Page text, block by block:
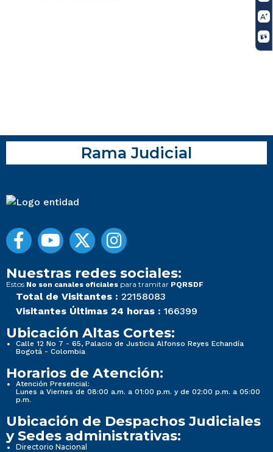
Rama Judicial
Nuestras redes sociales:
Estos No son canales oficiales para tramitar PQRSDF
Total de Visitantes : 22158083
Visitantes Últimas 24 horas : 166399
Ubicación Altas Cortes:
Calle 12 No 7 - 65, Palacio de Justicia Alfonso Reyes Echandía
Bogotá - Colombia
Horarios de Atención:
Atención Presencial:
Lunes a Viernes de 08:00 a.m. a 01:00 p.m. y de 02:00 p.m. a 05:00
p.m.
Ubicación de Despachos Judiciales
y Sedes administrativas:
Directorio Nacional